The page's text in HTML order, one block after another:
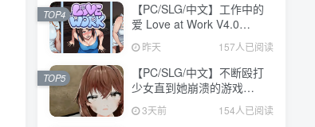
【PC/SLG/中文】工作中的
爱 Love at Work V4.0
STEAM官方中文版
【3.1GB】
昨天 157人已阅读
TOP4
【PC/SLG/中文】不断殴打
少女直到她崩溃的游戏
V1.0.0 汉化版【473MB】
3天前 154人已阅读
TOP5